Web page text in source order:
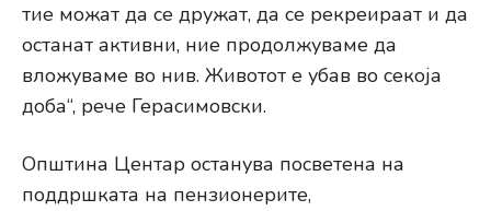
тие можат да се дружат, да се рекреираат и да
останат активни, ние продолжуваме да
вложуваме во нив. Животот е убав во секоја
доба“, рече Герасимовски.
Општина Центар останува посветена на
поддршката на пензионерите,